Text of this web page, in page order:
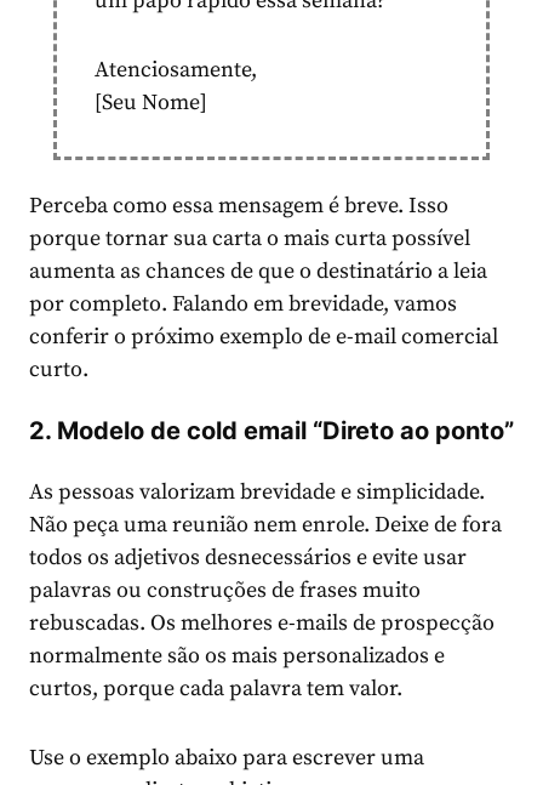
Atenciosamente,
[Seu Nome]
Perceba como essa mensagem é breve. Isso
porque tornar sua carta o mais curta possível
aumenta as chances de que o destinatário a leia
por completo. Falando em brevidade, vamos
conferir o próximo exemplo de e-mail comercial
curto.
2. Modelo de cold email “Direto ao ponto”
As pessoas valorizam brevidade e simplicidade.
Não peça uma reunião nem enrole. Deixe de fora
todos os adjetivos desnecessários e evite usar
palavras ou construções de frases muito
rebuscadas. Os melhores e-mails de prospecção
normalmente são os mais personalizados e
curtos, porque cada palavra tem valor.
Use o exemplo abaixo para escrever uma